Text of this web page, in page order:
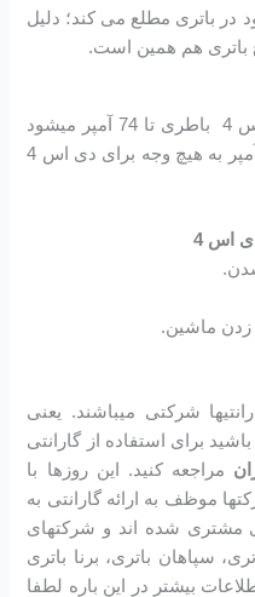
در باتری مطلع می کند؛ دلیل
باتری هم همین است.
توجه داشته باشید که بر روی دی اس 4 باطری تا 74 آمپر میشود
نصب کرد ولی بیشتر از باطری 74 آمپر به هیچ وجه برای دی اس 4
اس 4
زدن ماشین.
شرکتی میباشند. یعنی
برای استفاده از گارانتی
مراجعه کنید. این روزها با
موظف به ارائه گارانتی به
مشتری شده اند و شرکتهای
سپاهان باتری، برنا باتری
بیشتر در این باره لطفا